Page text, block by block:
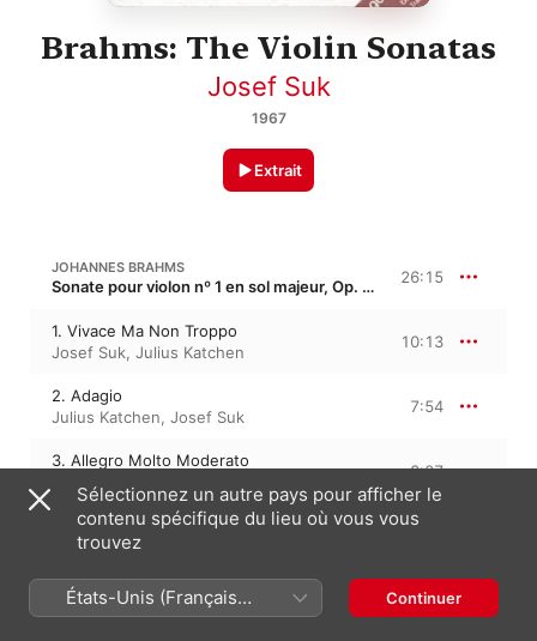
Brahms: The Violin Sonatas
Josef Suk
1967
Extrait
JOHANNES BRAHMS
Sonate pour violon nº 1 en sol majeur, Op. 78 26:15
1. Vivace Ma Non Troppo
Josef Suk, Julius Katchen
10:13
2. Adagio
Julius Katchen, Josef Suk
7:54
3. Allegro Molto Moderato
8:07
JOHANNES BRAHMS
1. Allegro Amabile
8:27
Sélectionnez un autre pays pour afficher le
contenu spécifique du lieu où vous vous
trouvez
États-Unis (Français
France)
Continuer